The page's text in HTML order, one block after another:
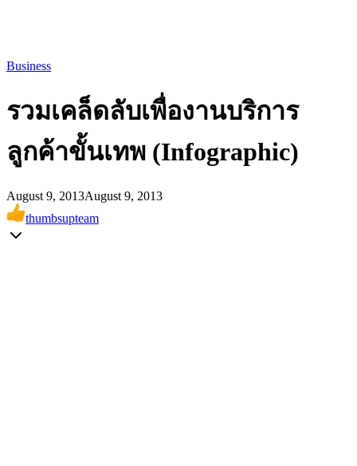
Business
รวมเคล็ดลับเพื่องานบริการ
ลูกค้าขั้นเทพ (Infographic)
August 9, 2013August 9, 2013
thumbsupteam